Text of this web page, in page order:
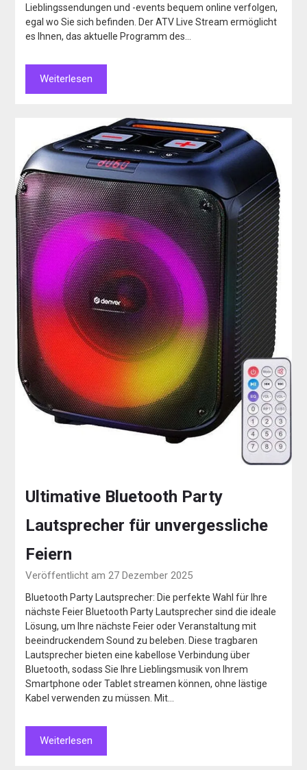
Lieblingssendungen und -events bequem online verfolgen,
egal wo Sie sich befinden. Der ATV Live Stream ermöglicht
es Ihnen, das aktuelle Programm des…
Weiterlesen
Ultimative Bluetooth Party
Lautsprecher für unvergessliche
Feiern
Veröffentlicht am 27 Dezember 2025
Bluetooth Party Lautsprecher: Die perfekte Wahl für Ihre
nächste Feier Bluetooth Party Lautsprecher sind die ideale
Lösung, um Ihre nächste Feier oder Veranstaltung mit
beeindruckendem Sound zu beleben. Diese tragbaren
Lautsprecher bieten eine kabellose Verbindung über
Bluetooth, sodass Sie Ihre Lieblingsmusik von Ihrem
Smartphone oder Tablet streamen können, ohne lästige
Kabel verwenden zu müssen. Mit…
Weiterlesen